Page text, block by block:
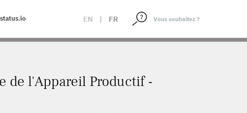
status.io EN | FR
de l'Appareil Productif -